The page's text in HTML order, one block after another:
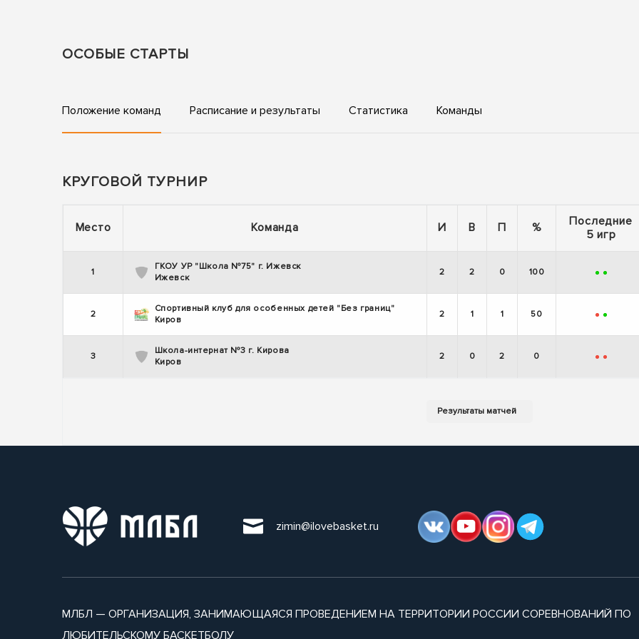
ОСОБЫЕ СТАРТЫ
Положение команд Расписание и результаты Статистика Команды
КРУГОВОЙ ТУРНИР
Место Команда И В П %
Последние
5 игр
1
ГКОУ УР "Школа №75" г. Ижевск
Ижевск
2 2 0 100 + +
2
Спортивный клуб для особенных детей "Без границ"
Киров
2 1 1 50 - +
3
Школа-интернат №3 г. Кирова
Киров
2 0 2 0 - -
zimin@ilovebasket.ru
МЛБЛ — ОРГАНИЗАЦИЯ, ЗАНИМАЮЩАЯСЯ ПРОВЕДЕНИЕМ НА ТЕРРИТОРИИ РОССИИ СОРЕВНОВАНИЙ ПО
ЛЮБИТЕЛЬСКОМУ БАСКЕТБОЛУ